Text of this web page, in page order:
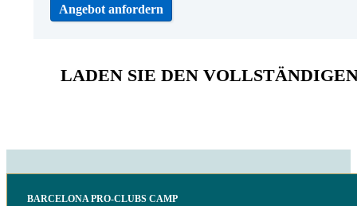
Angebot anfordern
LADEN SIE DEN
BARCELONA PRO-CLUBS CAMP